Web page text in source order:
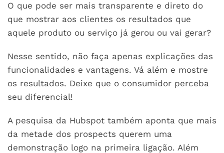
O que pode ser mais transparente e direto do
que mostrar aos clientes os resultados que
aquele produto ou serviço já gerou ou vai gerar?
Nesse sentido, não faça apenas explicações das
funcionalidades e vantagens. Vá além e mostre
os resultados. Deixe que o consumidor perceba
seu diferencial!
A pesquisa da Hubspot também aponta que mais
da metade dos prospects querem uma
demonstração logo na primeira ligação. Além